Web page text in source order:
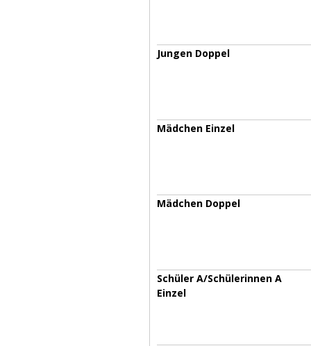
Jungen Doppel
Mädchen Einzel
Mädchen Doppel
Schüler A/Schülerinnen A
Einzel